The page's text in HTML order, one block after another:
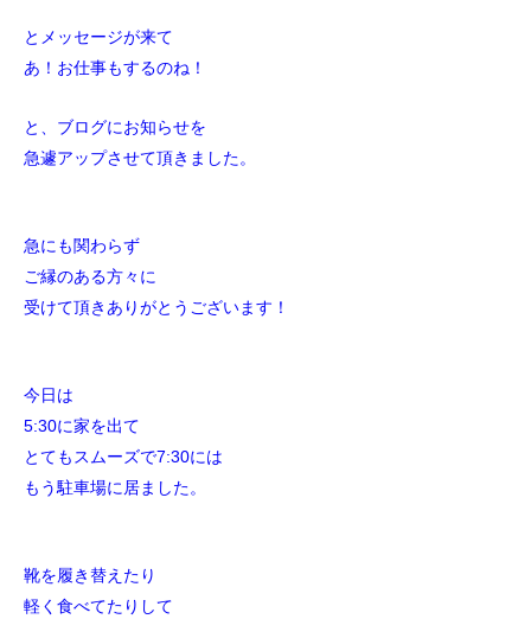
とメッセージが来て
あ！お仕事もするのね！
と、ブログにお知らせを
急遽アップさせて頂きました。
急にも関わらず
ご縁のある方々に
受けて頂きありがとうございます！
今日は
5:30に家を出て
とてもスムーズで7:30には
もう駐車場に居ました。
靴を履き替えたり
軽く食べてたりして